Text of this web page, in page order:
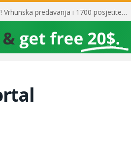
Toni Milun postao “milijarder”! Vrhunska predavanja i 1700 posjetitelja obilježili su mjesec financijske pismenosti